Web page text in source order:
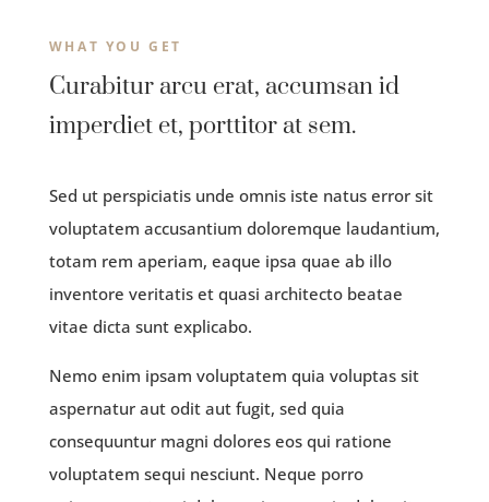
WHAT YOU GET
Curabitur arcu erat, accumsan id
imperdiet et, porttitor at sem.
Sed ut perspiciatis unde omnis iste natus error sit
voluptatem accusantium doloremque laudantium,
totam rem aperiam, eaque ipsa quae ab illo
inventore veritatis et quasi architecto beatae
vitae dicta sunt explicabo.
Nemo enim ipsam voluptatem quia voluptas sit
aspernatur aut odit aut fugit, sed quia
consequuntur magni dolores eos qui ratione
voluptatem sequi nesciunt. Neque porro